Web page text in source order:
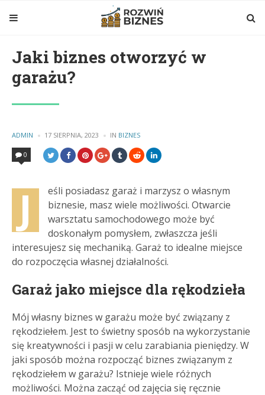
Jaki biznes otworzyć w
garażu?
POSTED
BY
ADMIN 17 SIERPNIA, 2023 IN POSTED
IN
BIZNES
0
J
eśli posiadasz garaż i marzysz o własnym
biznesie, masz wiele możliwości. Otwarcie
warsztatu samochodowego może być
doskonałym pomysłem, zwłaszcza jeśli
interesujesz się mechaniką. Garaż to idealne miejsce
do rozpoczęcia własnej działalności.
Garaż jako miejsce dla rękodzieła
Mój własny biznes w garażu może być związany z
rękodziełem. Jest to świetny sposób na wykorzystanie
się kreatywności i pasji w celu zarabiania pieniędzy. W
jaki sposób można rozpocząć biznes związanym z
rękodziełem w garażu? Istnieje wiele różnych
możliwości. Można zacząć od zajęcia się ręcznie